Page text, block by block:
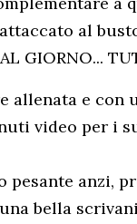
al
GIORNO...
allenata e con
video per i
pesante anzi,
bella